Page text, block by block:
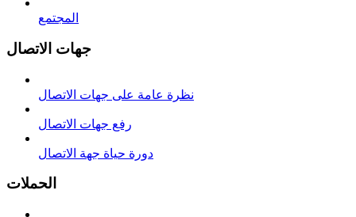
المجتمع
جهات الاتصال
نظرة عامة على جهات الاتصال
رفع جهات الاتصال
دورة حياة جهة الاتصال
الحملات